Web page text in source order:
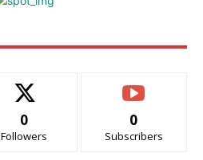
0
Followers
0
Subscribers